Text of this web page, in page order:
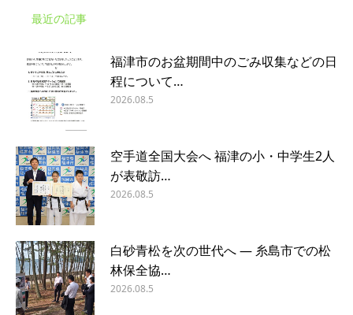
最近の記事
福津市のお盆期間中のごみ収集などの日
程について…
2026.08.5
空手道全国大会へ 福津の小・中学生2人
が表敬訪…
2026.08.5
白砂青松を次の世代へ ― 糸島市での松
林保全協…
2026.08.5